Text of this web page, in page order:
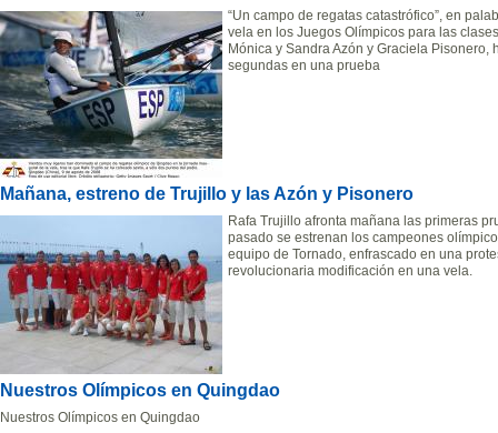
“Un campo de regatas catastrófico”, en
vela en los Juegos Olímpicos para las
Mónica y Sandra Azón y Graciela
segundas en una prueba
Mañana, estreno de Trujillo y las Azón y Pisonero
Rafa Trujillo afronta mañana las primeras
pasado se estrenan los campeones
equipo de Tornado, enfrascado en una
revolucionaria modificación en una vela.
Nuestros Olímpicos en Quingdao
Nuestros Olímpicos en Quingdao